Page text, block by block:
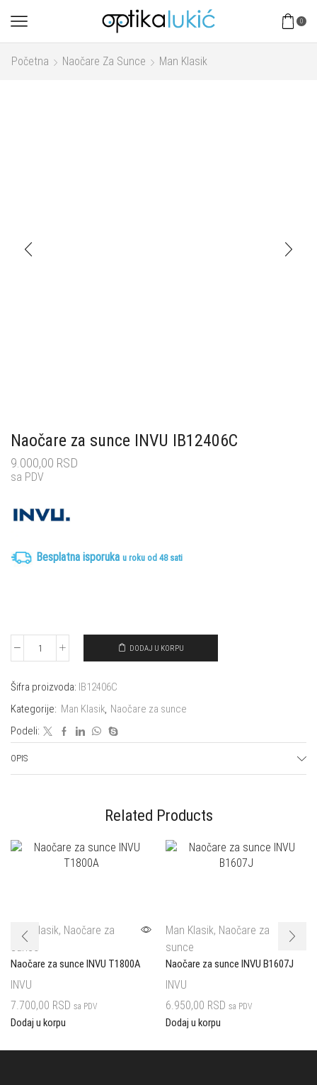
0
Početna Naočare Za Sunce Man Klasik
Naočare za sunce INVU IB12406C
9.000,00 RSD
sa PDV
Besplatna isporuka u roku od 48 sati
Naočare
sunce
IB12406C
količina
DODAJ U KORPU
Šifra proizvoda: IB12406C
Kategorije: Man Klasik, Naočare za sunce
Podeli:
OPIS
Related Products
Man Klasik, Naočare za
Naočare za sunce INVU T1800A
INVU
7.700,00 RSD sa PDV
Dodaj u korpu
Man Klasik, Naočare za
sunce
Naočare za sunce INVU B1607J
INVU
6.950,00 RSD sa PDV
Dodaj u korpu